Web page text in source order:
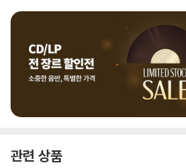
관련 상품